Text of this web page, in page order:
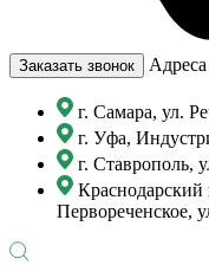
Заказать звонок
г. Самара, ул.
г. Уфа,
г. Ставрополь,
Краснодарский
Первореченское,